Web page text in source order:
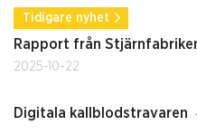
Tidigare nyhet
Rapport från
2025-10-22
Digitala kallblodstravaren